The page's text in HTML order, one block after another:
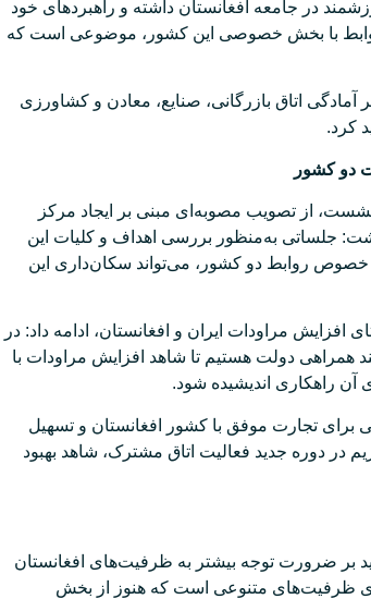
در جامعه افغانستان داشته و راهبردهای خود
روابط با بخش خصوصی این کشور، موضوعی است که
اتاق بازرگانی، صنایع، معادن و کشاورزی
کرد.
دو کشور
از تصویب مصوبه‌ای مبنی بر ایجاد مرکز
جلساتی به‌منظور بررسی اهداف و کلیات این
خصوص روابط دو کشور، می‌تواند سکان‌داری این
مراودات ایران و افغانستان، ادامه داد: در
همراهی دولت هستیم تا شاهد افزایش مراودات با
آن راهکاری اندیشیده شود.
برای تجارت موفق با کشور افغانستان و تسهیل
در دوره جدید فعالیت اتاق مشترک، شاهد بهبود
بر ضرورت توجه بیشتر به ظرفیت‌های افغانستان
ظرفیت‌های متنوعی است که هنوز از بخش